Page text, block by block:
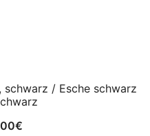
schwarz / Esche schwarz
€